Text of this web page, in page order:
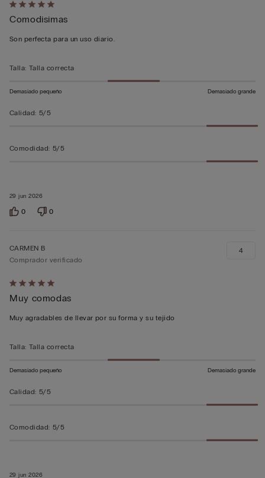
Calificación
de
5
5
29 jun 2026
Comodisimas
Son perfecta para un uso diario.
Talla: Talla correcta
Demasiado pequeño Demasiado grande
Calidad: 5/5
Comodidad: 5/5
0 0
Calificación
de
5
5
29 jun 2026
CARMEN B
Comprador verificado
Muy comodas
Muy agradables de llevar por su forma y su tejido
4
Talla: Talla correcta
Demasiado pequeño Demasiado grande
Calidad: 5/5
Comodidad: 5/5